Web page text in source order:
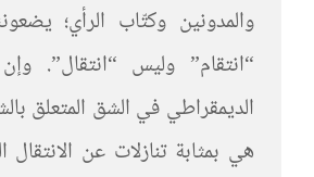
والمدونين وكتّاب الرأي؛
“انتقام” وليس “انتقال”. وإن
الديمقراطي في الشق المتعلق
هي بمثابة تنازلات عن الانتقال